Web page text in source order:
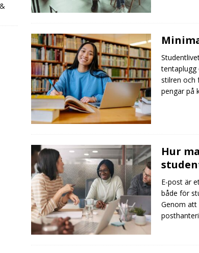
tentaplugg
stilren och
pengar på
Hur
E-post är
både för
Genom att